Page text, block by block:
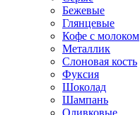
Бежевые
Глянцевые
Кофе с молоком
Металлик
Слоновая кость
Фуксия
Шоколад
Шампань
Оливковые